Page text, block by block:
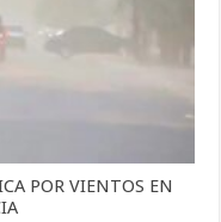
POR VIENTOS EN